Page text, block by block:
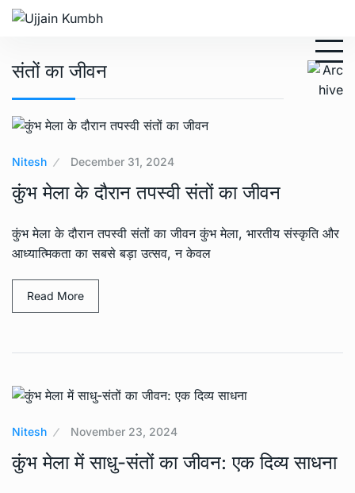
संतों का जीवन
Nitesh December 31, 2024
कुंभ मेला के दौरान तपस्वी संतों का जीवन
कुंभ मेला के दौरान तपस्वी संतों का जीवन कुंभ मेला, भारतीय संस्कृति और
आध्यात्मिकता का सबसे बड़ा उत्सव, न केवल
Read More
Nitesh November 23, 2024
कुंभ मेला में साधु-संतों का जीवन: एक दिव्य साधना